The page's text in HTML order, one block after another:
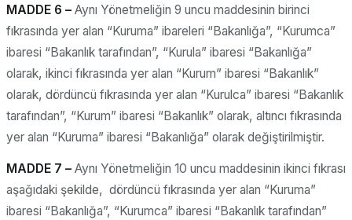
MADDE 6 – Aynı Yönetmeliğin 9 uncu maddesinin birinci
fıkrasında yer alan “Kuruma” ibareleri “Bakanlığa”, “Kurumca”
ibaresi “Bakanlık tarafından”, “Kurula” ibaresi “Bakanlığa”
olarak, ikinci fıkrasında yer alan “Kurum” ibaresi “Bakanlık”
olarak, dördüncü fıkrasında yer alan “Kurulca” ibaresi “Bakanlık
tarafından”, “Kurum” ibaresi “Bakanlık” olarak, altıncı fıkrasında
yer alan “Kuruma” ibaresi “Bakanlığa” olarak değiştirilmiştir.
MADDE 7 – Aynı Yönetmeliğin 10 uncu maddesinin ikinci fıkrası
aşağıdaki şekilde, dördüncü fıkrasında yer alan “Kuruma”
ibaresi “Bakanlığa”, “Kurumca” ibaresi “Bakanlık tarafından”